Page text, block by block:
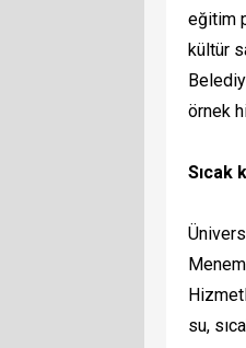
eğitim
kültür
örnek
Sıcak
su,